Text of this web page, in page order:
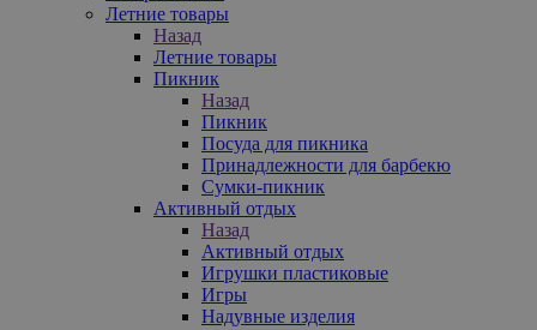
Летние товары
Назад
Летние товары
Пикник
Назад
Пикник
Посуда для пикника
Принадлежности для барбекю
Сумки-пикник
Активный отдых
Назад
Активный отдых
Игрушки пластиковые
Игры
Надувные изделия